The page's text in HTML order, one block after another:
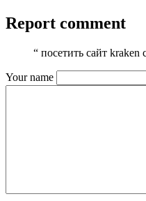
Report comment
“ посетить сайт kraken
Your name